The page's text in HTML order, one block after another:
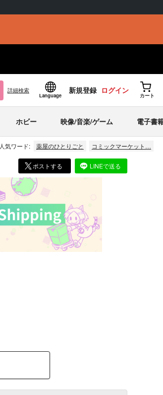
詳細検索
Language
新規登録 ログイン
カート
ホビー 映像/音楽/ゲーム 電子書
人気ワード: 薬屋のひとりごと コミックマーケット…
ポストする LINEで送る